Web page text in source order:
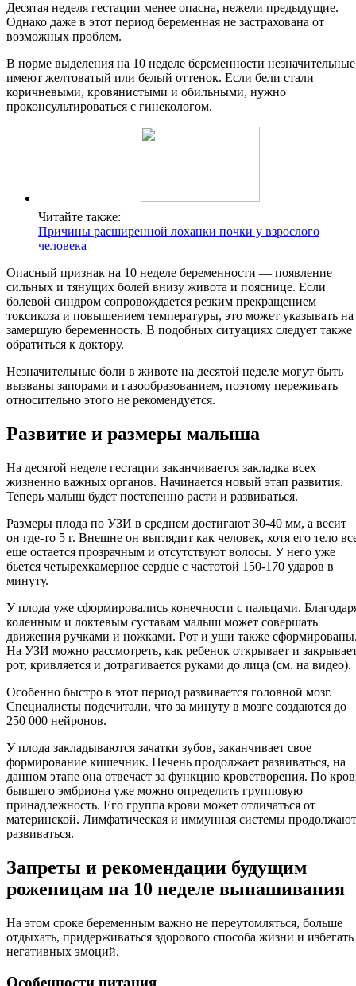
Десятая неделя гестации менее опасна, нежели предыдущие.
Однако даже в этот период беременная не застрахована от
возможных проблем.
В норме выделения на 10 неделе беременности
имеют желтоватый или белый оттенок. Если бели стали
коричневыми, кровянистыми и обильными, нужно
проконсультироваться с гинекологом.
Читайте также:
Причины расширенной лоханки почки у взрослого
человека
Опасный признак на 10 неделе беременности — появление
сильных и тянущих болей внизу живота и пояснице. Если
болевой синдром сопровождается резким прекращением
токсикоза и повышением температуры, это может указывать на
замершую беременность. В подобных ситуациях следует также
обратиться к доктору.
Незначительные боли в животе на десятой неделе могут быть
вызваны запорами и газообразованием, поэтому переживать
относительно этого не рекомендуется.
Развитие и размеры малыша
На десятой неделе гестации заканчивается закладка всех
жизненно важных органов. Начинается новый этап развития.
Теперь малыш будет постепенно расти и развиваться.
Размеры плода по УЗИ в среднем достигают 30-40 мм, а весит
он где-то 5 г. Внешне он выглядит как человек, хотя его тело
еще остается прозрачным и отсутствуют волосы. У него уже
бьется четырехкамерное сердце с частотой 150-170 ударов в
минуту.
У плода уже сформировались конечности с пальцами.
коленным и локтевым суставам малыш может совершать
движения ручками и ножками. Рот и уши также
На УЗИ можно рассмотреть, как ребенок открывает и
рот, кривляется и дотрагивается руками до лица (см. на видео).
Особенно быстро в этот период развивается головной мозг.
Специалисты подсчитали, что за минуту в мозге создаются до
250 000 нейронов.
У плода закладываются зачатки зубов, заканчивает свое
формирование кишечник. Печень продолжает развиваться, на
данном этапе она отвечает за функцию кроветворения. По
бывшего эмбриона уже можно определить групповую
принадлежность. Его группа крови может отличаться от
материнской. Лимфатическая и иммунная системы продолжают
развиваться.
Запреты и рекомендации будущим
роженицам на 10 неделе вынашивания
На этом сроке беременным важно не переутомляться, больше
отдыхать, придерживаться здорового способа жизни и избегать
негативных эмоций.
Особенности питания